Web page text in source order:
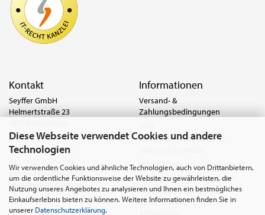
Diese Webseite verwendet Cookies und andere
Technologien
Wir verwenden Cookies und ähnliche Technologien, auch von Drittanbietern,
um die ordentliche Funktionsweise der Website zu gewährleisten, die
Nutzung unseres Angebotes zu analysieren und Ihnen ein bestmögliches
Einkaufserlebnis bieten zu können. Weitere Informationen finden Sie in
unserer Datenschutzerklärung.
Kontakt
Seyffer GmbH
Helmertstraße 23
Deutschland
Tel.:0621 8779-555
anfrage@seyffer.shop
www.seyffer-gmbh.de
Informationen
Versand- &
Zahlungsbedingungen
Widerrufsrecht & Muster-
Privatsphäre und Datenschutz
Batterie- & Recyclinghinweis
Abfallvermeidung und
Bewirtschaftung von